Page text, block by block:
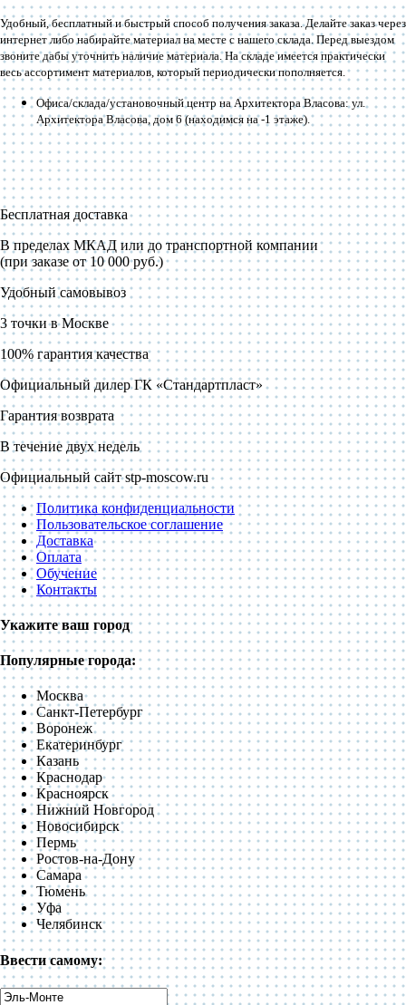
Удобный, бесплатный и быстрый способ получения заказа. Делайте заказ через
интернет либо набирайте материал на месте с нашего склада. Перед выездом
звоните дабы уточнить наличие материала. На складе имеется практически
весь ассортимент материалов, который периодически пополняется.
Офиса/склада/установочный центр на Архитектора Власова: ул.
Архитектора Власова, дом 6 (находимся на -1 этаже).
Бесплатная доставка
В пределах МКАД или до транспортной компании
(при заказе от 10 000 руб.)
Удобный самовывоз
3 точки в Москве
100% гарантия качества
Официальный дилер ГК «Стандартпласт»
Гарантия возврата
В течение двух недель
Официальный сайт stp-moscow.ru
Политика конфиденциальности
Пользовательское соглашение
Доставка
Оплата
Обучение
Контакты
Укажите ваш город
Популярные города:
Москва
Санкт-Петербург
Воронеж
Екатеринбург
Казань
Краснодар
Красноярск
Нижний Новгород
Новосибирск
Пермь
Ростов-на-Дону
Самара
Тюмень
Уфа
Челябинск
Ввести самому: